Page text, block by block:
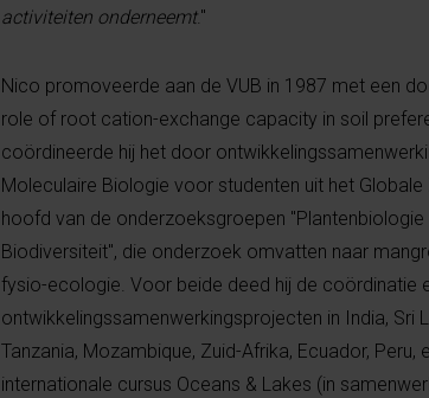
activiteiten onderneemt."
Nico promoveerde aan de VUB in 1987 met een
role of root cation-exchange capacity in soil
coördineerde hij het door
Moleculaire Biologie voor studenten uit het
hoofd van de onderzoeksgroepen "Plantenbiologie
Biodiversiteit", die onderzoek omvatten naar
fysio-ecologie. Voor beide deed hij de coördinatie
ontwikkelingssamenwerkingsprojecten in India, Sri
Tanzania, Mozambique, Zuid-Afrika, Ecuador,
internationale cursus Oceans & Lakes (in